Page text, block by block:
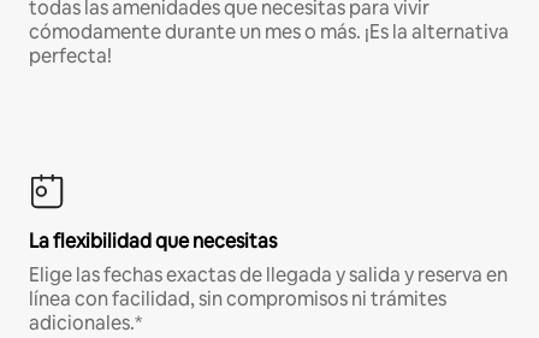
todas las amenidades que necesitas para vivir
cómodamente durante un mes o más. ¡Es la alternativa
perfecta!
La flexibilidad que necesitas
Elige las fechas exactas de llegada y salida y reserva en
línea con facilidad, sin compromisos ni trámites
adicionales.*